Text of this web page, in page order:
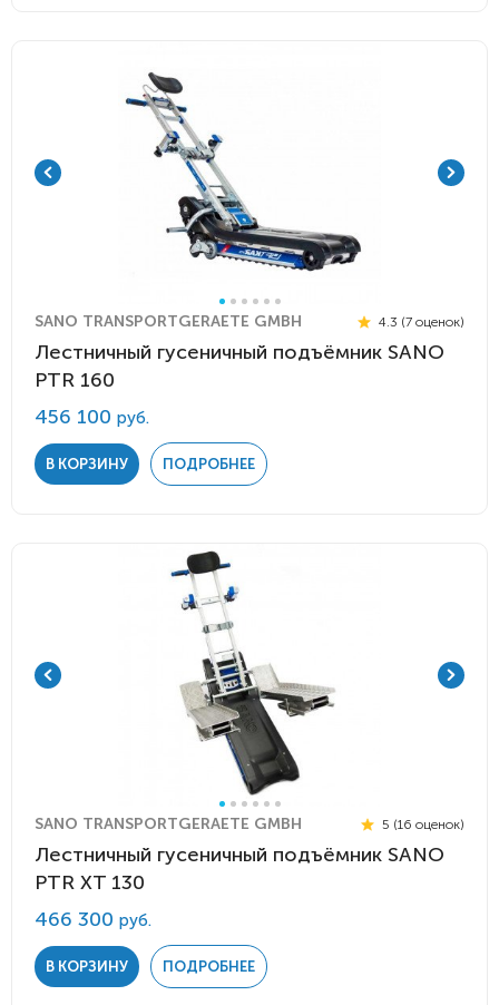
SANO TRANSPORTGERAETE GMBH 4.3 (7 оценок)
Лестничный гусеничный подъёмник SANO
PTR 160
456 100 руб.
В КОРЗИНУ ПОДРОБНЕЕ
SANO TRANSPORTGERAETE GMBH 5 (16 оценок)
Лестничный гусеничный подъёмник SANO
PTR XT 130
466 300 руб.
В КОРЗИНУ ПОДРОБНЕЕ